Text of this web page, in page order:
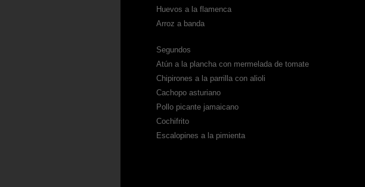
Huevos a la flamenca
Arroz a banda
Segundos
Atún a la plancha con mermelada de tomate
Chipirones a la parrilla con alioli
Cachopo asturiano
Pollo picante jamaicano
Cochifrito
Escalopines a la pimienta